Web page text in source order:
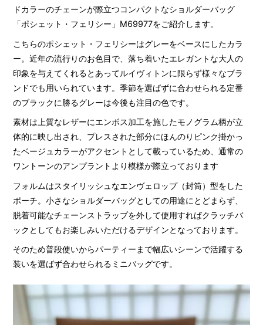
ドカラーのチェーンが際立つコンパクトなショルダーバッグ
「ポシェット・フェリシー」M69977をご紹介します。
こちらのポシェット・フェリシーはグレーをベースにしたカラ
ー。近年の流行りのお色目で、落ち着いたエレガントな大人の
印象を与えてくれるとあってルイヴィトンに限らず様々なブラ
ンドでも用いられています。季節を選ばずに合わせられる定番
のブラックに勝るグレーは今後も注目の色です。
素材は上質なレザーにエンボス加工を施したモノグラム柄が立
体的に映し出され、プレスされた部分にほんのりピンク掛かっ
たベージュカラーがアクセントとして載っているため、通常の
ワントーンのアンプラントより模様が際立っております
フォルムはスタイリッシュなエンヴェロップ（封筒）型をした
ポーチ。小さなショルダーバッグとしての用途にとどまらず、
脱着可能なチェーンストラップを外して使用すればクラッチバ
ックとしてもお楽しみいただけるデザインとなっております。
そのため普段使いからパーティーまで幅広いシーンで活躍する
装いを選ばず合わせられるミニバッグです。